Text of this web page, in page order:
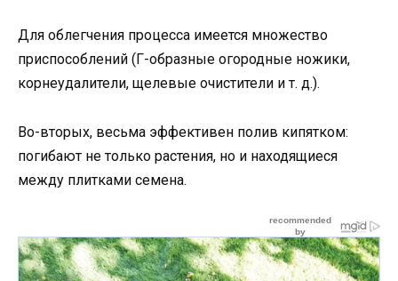
Для облегчения процесса имеется множество
приспособлений (Г-образные огородные ножики,
корнеудалители, щелевые очистители и т. д.).
Во-вторых, весьма эффективен полив кипятком:
погибают не только растения, но и находящиеся
между плитками семена.